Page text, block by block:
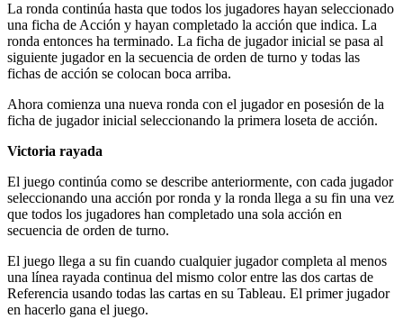
La ronda continúa hasta que todos los jugadores hayan seleccionado
una ficha de Acción y hayan completado la acción que indica. La
ronda entonces ha terminado. La ficha de jugador inicial se pasa al
siguiente jugador en la secuencia de orden de turno y todas las
fichas de acción se colocan boca arriba.
Ahora comienza una nueva ronda con el jugador en posesión de la
ficha de jugador inicial seleccionando la primera loseta de acción.
Victoria rayada
El juego continúa como se describe anteriormente, con cada jugador
seleccionando una acción por ronda y la ronda llega a su fin una vez
que todos los jugadores han completado una sola acción en
secuencia de orden de turno.
El juego llega a su fin cuando cualquier jugador completa al menos
una línea rayada continua del mismo color entre las dos cartas de
Referencia usando todas las cartas en su Tableau. El primer jugador
en hacerlo gana el juego.